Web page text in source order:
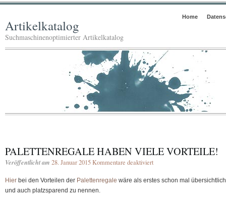
Home
Artikelkatalog
Suchmaschinenoptimierter Artikelkatalog
PALETTENREGALE HABEN VIELE VORTEILE!
Veröffentlicht am 28. Januar 2015Kommentare deaktiviertfür
haben
Hier bei den Vorteilen der Palettenregale wäre als erstes schon mal übersichtlich
und auch platzsparend zu nennen.